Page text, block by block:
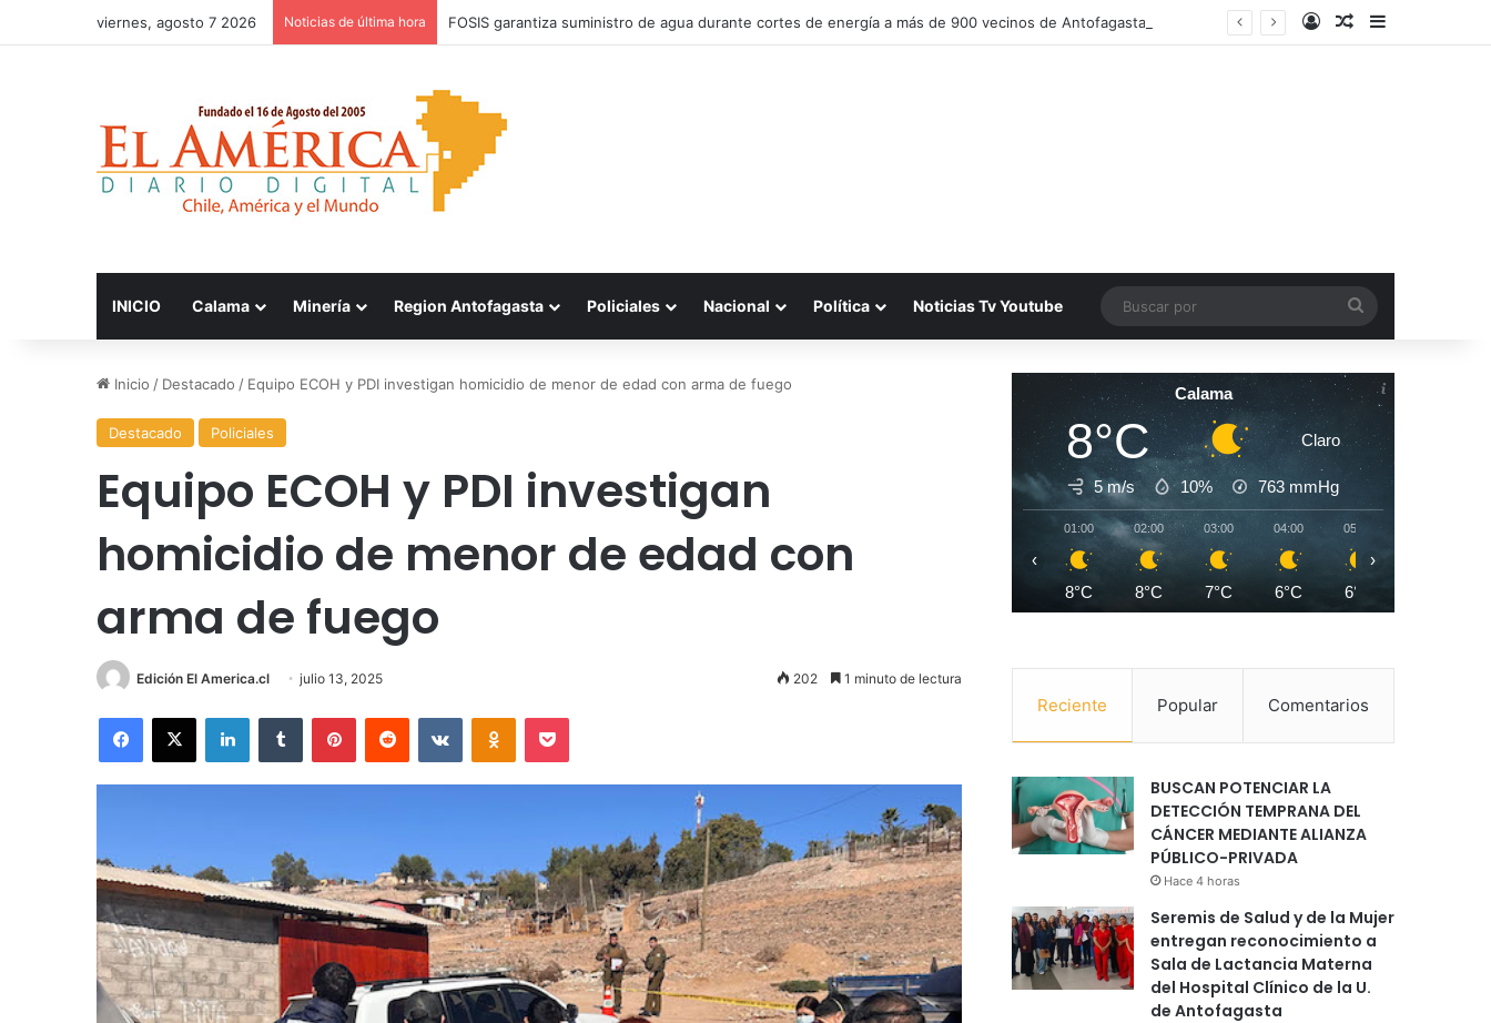
viernes, agosto 7 2026 Noticias de última hora FOSIS garantiza suministro de agua durante cortes de energía a más de 900 vecinos de Antofagasta AccesoPublicacion al
Barra lateral
INICIO Calama Minería Region Antofagasta Policiales Nacional Política Noticias Tv Youtube
por
Inicio / Destacado / Equipo ECOH y PDI investigan homicidio de menor de edad con arma de fuego
Destacado Policiales
Equipo ECOH y PDI investigan
homicidio de menor de edad con
arma de fuego
Edición El America.cl julio 13, 2025 202 1 minuto de lectura
Facebook
X LinkedInTumblr PinterestReddit VKontakteOdnoklassniki
Pocket
Calama
8°C Claro
5 m/s 10% 763 mmHg
01:00
8°C
02:00
8°C
03:00
7°C
04:00
6°C
05:00
6°C
‹ ›
Reciente Popular Comentarios
BUSCAN POTENCIAR LA
DETECCIÓN TEMPRANA DEL
CÁNCER MEDIANTE ALIANZA
PÚBLICO-PRIVADA
Hace 4 horas
Seremis de Salud y de la Mujer
entregan reconocimiento a
Sala de Lactancia Materna
del Hospital Clínico de la U.
de Antofagasta